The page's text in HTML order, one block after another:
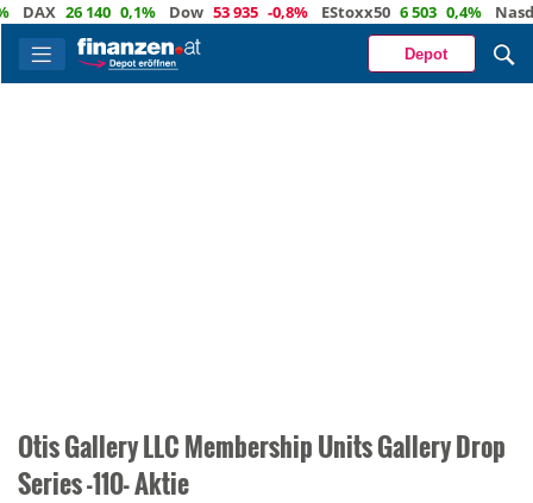
26 140 0,1% Dow 53 935 -0,8% EStoxx50 6 503 0,4% Nasdaq
Depot
Otis Gallery LLC Membership Units Gallery Drop
Series -110- Aktie